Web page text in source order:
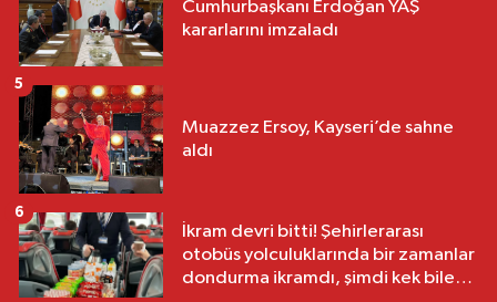
Cumhurbaşkanı Erdoğan YAŞ
kararlarını imzaladı
Muazzez Ersoy, Kayseri’de sahne
aldı
5
İkram devri bitti! Şehirlerarası
otobüs yolculuklarında bir zamanlar
dondurma ikramdı, şimdi kek bile
6